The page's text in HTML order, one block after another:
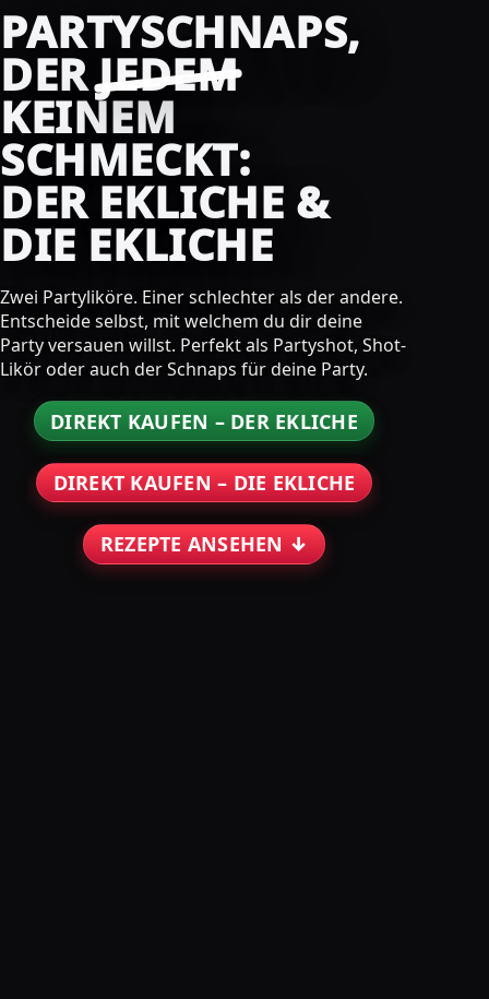
PARTYSCHNAPS,
DERJEDEM
KEINEM
SCHMECKT:
DER EKLICHE &
DIE EKLICHE
Zwei Partyliköre. Einer schlechter als der andere.
Entscheide selbst, mit welchem du dir deine
Party versauen willst. Perfekt als Partyshot, Shot-
Likör oder auch der Schnaps für deine Party.
DIREKT KAUFEN – DER EKLICHE
DIREKT KAUFEN – DIE EKLICHE
REZEPTE ANSEHEN ↓